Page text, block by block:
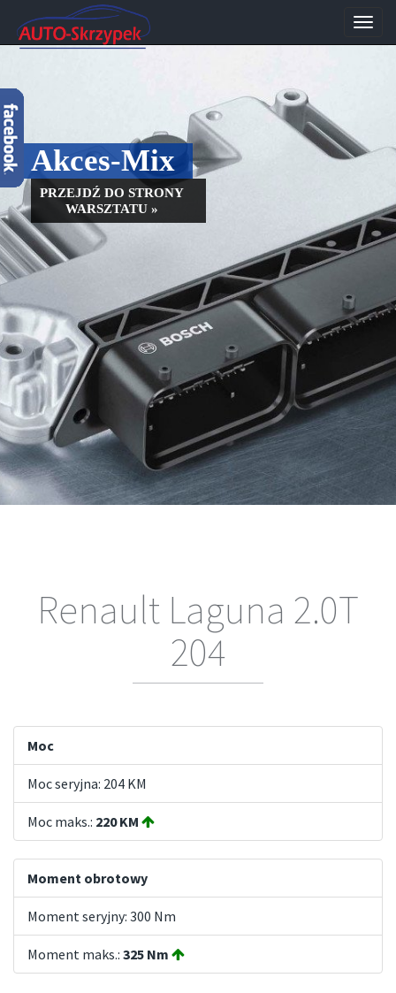
Akces-Mix
PRZEJDŹ DO STRONY
WARSZTATU »
Renault Laguna 2.0T
204
Moc
Moc seryjna: 204 KM
Moc maks.: 220 KM
Moment obrotowy
Moment seryjny: 300 Nm
Moment maks.: 325 Nm